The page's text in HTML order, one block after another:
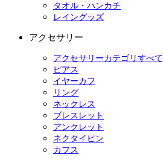
タオル・ハンカチ
レイングッズ
アクセサリー
アクセサリーカテゴリすべて
ピアス
イヤーカフ
リング
ネックレス
ブレスレット
アンクレット
ネクタイピン
カフス